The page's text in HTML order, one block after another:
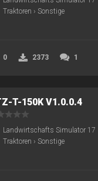
Traktoren › Sonstige
0 2373 1
T-150K V1.0.0.4
Landwirtschafts Simulator 17
Traktoren › Sonstige